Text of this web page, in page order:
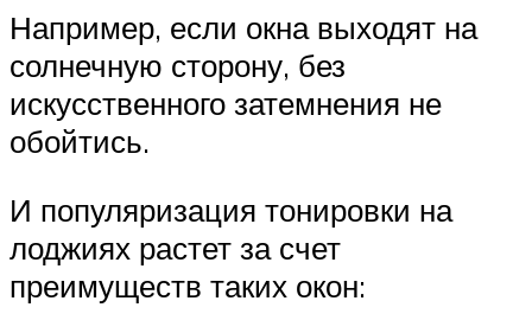
Например, если окна выходят на
солнечную сторону, без
искусственного затемнения не
обойтись.
И популяризация тонировки на
лоджиях растет за счет
преимуществ таких окон: